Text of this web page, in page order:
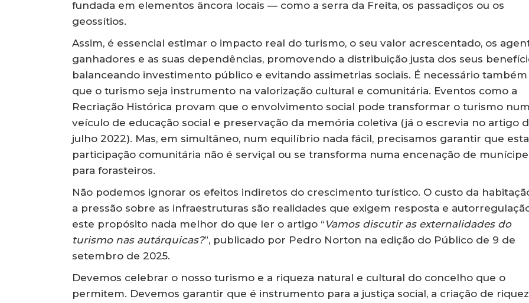
fundada em elementos âncora locais — como a serra da Freita, os passadiços ou os
geossítios.
Assim, é essencial estimar o impacto real do turismo, o seu valor acrescentado, os
ganhadores e as suas dependências, promovendo a distribuição justa dos seus
balanceando investimento público e evitando assimetrias sociais. É necessário também
que o turismo seja instrumento na valorização cultural e comunitária. Eventos como a
Recriação Histórica provam que o envolvimento social pode transformar o turismo num
veículo de educação social e preservação da memória coletiva (já o escrevia no artigo
julho 2022). Mas, em simultâneo, num equilíbrio nada fácil, precisamos garantir que esta
participação comunitária não é serviçal ou se transforma numa encenação de
para forasteiros.
Não podemos ignorar os efeitos indiretos do crescimento turístico. O custo da
a pressão sobre as infraestruturas são realidades que exigem resposta e
este propósito nada melhor do que ler o artigo “ Vamos discutir as externalidades do
turismo nas autárquicas?”, publicado por Pedro Norton na edição do Público de 9 de
setembro de 2025.
Devemos celebrar o nosso turismo e a riqueza natural e cultural do concelho que o
permitem. Devemos garantir que é instrumento para a justiça social, a criação de